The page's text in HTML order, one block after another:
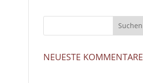
NEUESTE KOMMENTARE